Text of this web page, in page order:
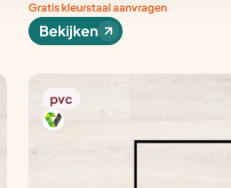
Gratis kleurstaal aanvragen
Bekijken
pvc